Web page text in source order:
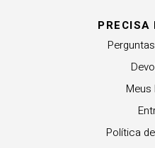
PRECISA
Meus
Política